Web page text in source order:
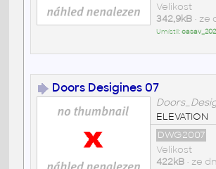
Velikost
342,9kB• ze
Umístil:casav_202
Doors Desigines 07
ELEVATION
DWG2007
Velikost
422kB• ze